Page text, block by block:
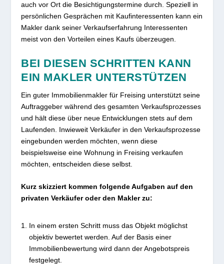
auch vor Ort die Besichtigungstermine durch. Speziell in
persönlichen Gesprächen mit Kaufinteressenten kann ein
Makler dank seiner Verkaufserfahrung Interessenten
meist von den Vorteilen eines Kaufs überzeugen.
BEI DIESEN SCHRITTEN KANN
EIN MAKLER UNTERSTÜTZEN
Ein guter Immobilienmakler für Freising unterstützt seine
Auftraggeber während des gesamten Verkaufsprozesses
und hält diese über neue Entwicklungen stets auf dem
Laufenden. Inwieweit Verkäufer in den Verkaufsprozesse
eingebunden werden möchten, wenn diese
beispielsweise eine Wohnung in Freising verkaufen
möchten, entscheiden diese selbst.
Kurz skizziert kommen folgende Aufgaben auf den
privaten Verkäufer oder den Makler zu:
In einem ersten Schritt muss das Objekt möglichst
objektiv bewertet werden. Auf der Basis einer
Immobilienbewertung wird dann der Angebotspreis
festgelegt.